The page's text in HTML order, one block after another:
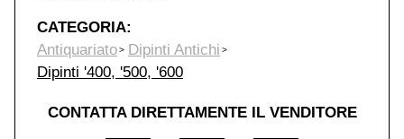
CATEGORIA:
Antiquariato
Dipinti Antichi
Dipinti '400, '500, '600
CONTATTA DIRETTAMENTE IL VENDITORE